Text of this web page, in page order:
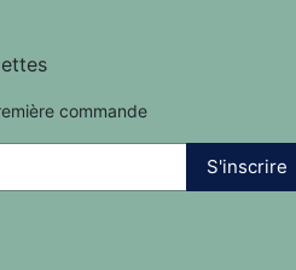
commande
S'inscrire